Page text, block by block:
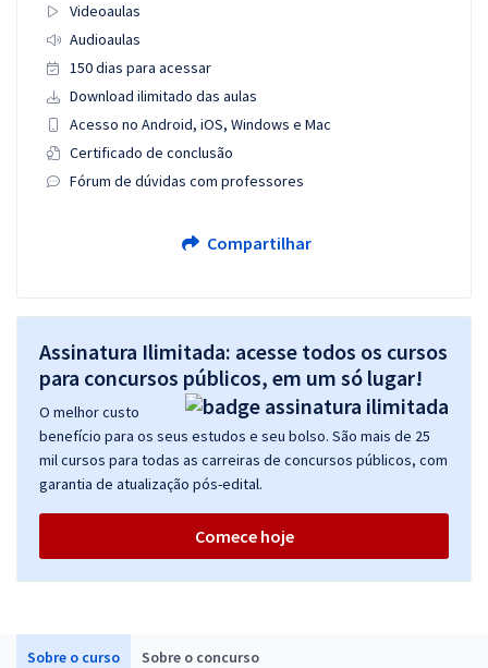
Sobre o curso Sobre o concurso
Videoaulas
Audioaulas
150 dias para acessar
Download ilimitado das aulas
Acesso no Android, iOS, Windows e Mac
Certificado de conclusão
Fórum de dúvidas com professores
Compartilhar
Assinatura Ilimitada: acesse todos os cursos
para concursos públicos, em um só lugar!
O melhor custo
benefício para os seus estudos e seu bolso. São mais de 25
mil cursos para todas as carreiras de concursos públicos, com
garantia de atualização pós-edital.
Comece hoje